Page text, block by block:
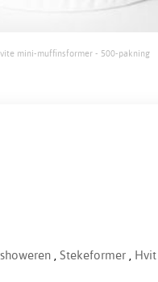
mini-muffinsformer - 500-pakning
, Stekeformer , Hvit